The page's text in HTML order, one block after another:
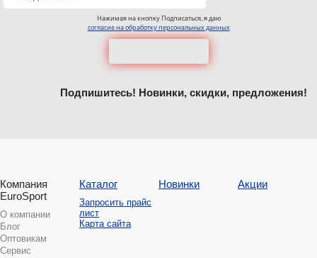
Нажимая на кнопку Подписаться, я даю
согласие на обработку персональных данных
Подпишитесь! Новинки, скидки, предложения!
Компания
EuroSport
О компании
Блог
Оптовикам
Сервис
Каталог
Запросить прайс
лист
Карта сайта
Новинки Акции